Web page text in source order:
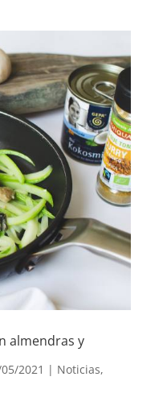
almendras y
2021 | Noticias,